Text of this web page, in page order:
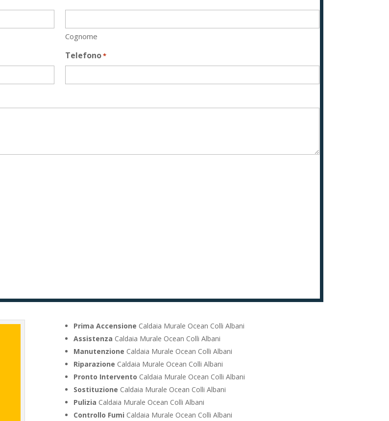
Cognome
Telefono*
Prima Accensione Caldaia Murale Ocean Colli Albani
Assistenza Caldaia Murale Ocean Colli Albani
Manutenzione Caldaia Murale Ocean Colli Albani
Riparazione Caldaia Murale Ocean Colli Albani
Pronto Intervento Caldaia Murale Ocean Colli Albani
Sostituzione Caldaia Murale Ocean Colli Albani
Pulizia Caldaia Murale Ocean Colli Albani
Controllo Fumi Caldaia Murale Ocean Colli Albani